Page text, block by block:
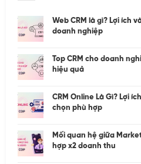
Web CRM là gì? Lợi ích
doanh nghiệp
Top CRM cho doanh
hiệu quả
CRM Online Là Gì? Lợi
chọn phù hợp
Mối quan hệ giữa
hợp x2 doanh thu